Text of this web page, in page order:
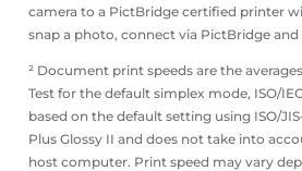
camera to a PictBridge certified printer
snap a photo, connect via PictBridge and
² Document print speeds are the
Test for the default simplex mode, ISO/
based on the default setting using ISO/
Plus Glossy II and does not take into
host computer. Print speed may vary